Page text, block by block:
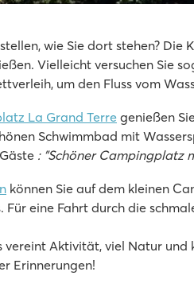
- Ruoms
mit coolen Rutschen
Stellplätzen
Läden und Restaurants
wie Sie dort stehen?
Vielleicht versuchen Sie
um den Fluss vom
La Grand Terre genießen
Schwimmbad mit
: "Schöner Campingplatz
können Sie auf dem kleinen
Für eine Fahrt durch die
vereint Aktivität, viel Natur und
Erinnerungen!